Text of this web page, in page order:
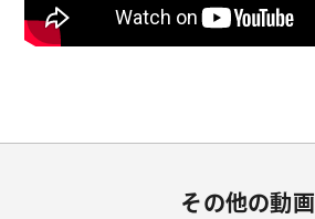
その他の動画